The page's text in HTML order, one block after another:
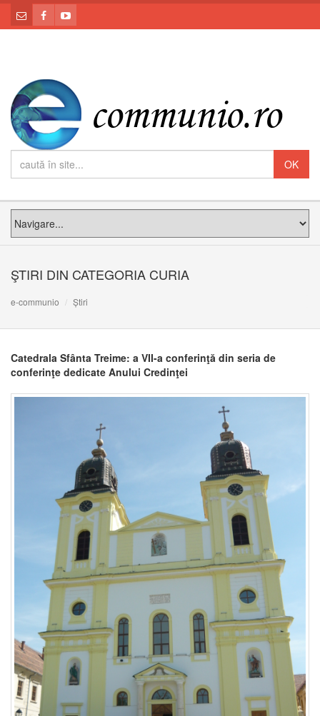
ŞTIRI DIN CATEGORIA CURIA
e-communio Știri
Catedrala Sfânta Treime: a VII-a conferinţă din seria de
conferinţe dedicate Anului Credinţei